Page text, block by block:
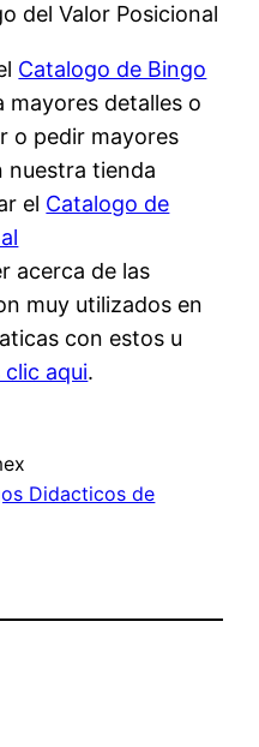
del Valor Posicional
Catalogo de Bingo
mayores detalles o
o pedir mayores
nuestra tienda
el Catalogo de
acerca de las
muy utilizados en
con estos u
clic aqui.
Didacticos de